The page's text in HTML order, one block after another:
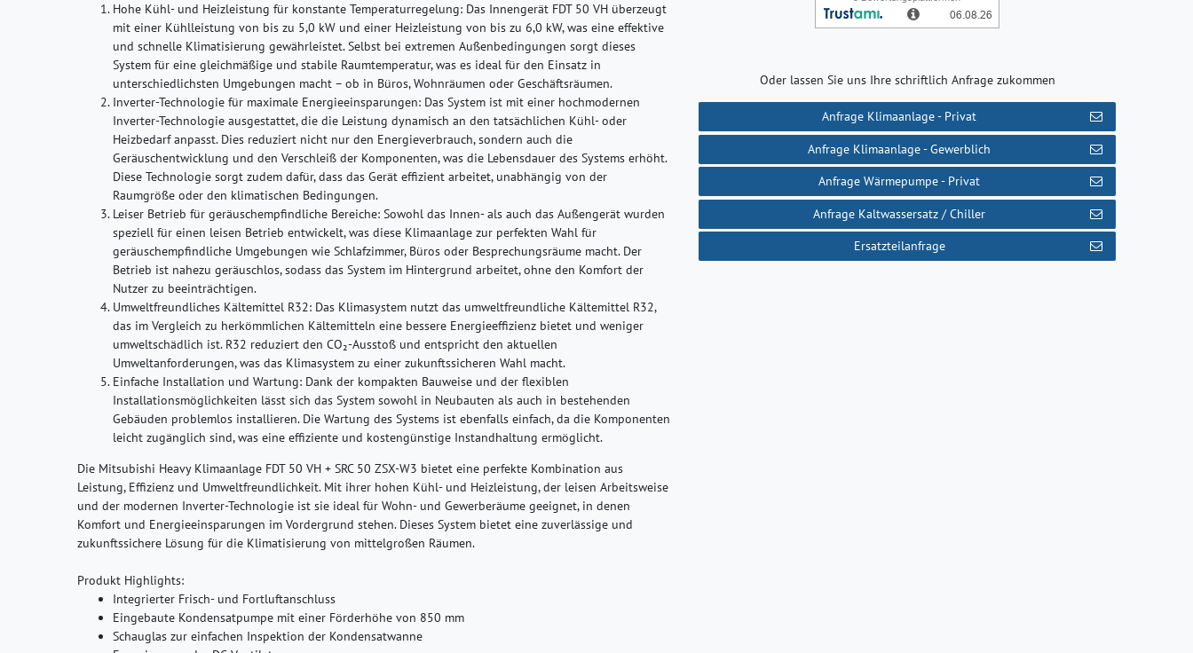
Hohe Kühl- und Heizleistung für konstante Temperaturregelung: Das Innengerät FDT 50 VH überzeugt
mit einer Kühlleistung von bis zu 5,0 kW und einer Heizleistung von bis zu 6,0 kW, was eine effektive
und schnelle Klimatisierung gewährleistet. Selbst bei extremen Außenbedingungen sorgt dieses
System für eine gleichmäßige und stabile Raumtemperatur, was es ideal für den Einsatz in
unterschiedlichsten Umgebungen macht – ob in Büros, Wohnräumen oder Geschäftsräumen.
Inverter-Technologie für maximale Energieeinsparungen: Das System ist mit einer hochmodernen
Inverter-Technologie ausgestattet, die die Leistung dynamisch an den tatsächlichen Kühl- oder
Heizbedarf anpasst. Dies reduziert nicht nur den Energieverbrauch, sondern auch die
Geräuschentwicklung und den Verschleiß der Komponenten, was die Lebensdauer des Systems erhöht.
Diese Technologie sorgt zudem dafür, dass das Gerät effizient arbeitet, unabhängig von der
Raumgröße oder den klimatischen Bedingungen.
Leiser Betrieb für geräuschempfindliche Bereiche: Sowohl das Innen- als auch das Außengerät wurden
speziell für einen leisen Betrieb entwickelt, was diese Klimaanlage zur perfekten Wahl für
geräuschempfindliche Umgebungen wie Schlafzimmer, Büros oder Besprechungsräume macht. Der
Betrieb ist nahezu geräuschlos, sodass das System im Hintergrund arbeitet, ohne den Komfort der
Nutzer zu beeinträchtigen.
Umweltfreundliches Kältemittel R32: Das Klimasystem nutzt das umweltfreundliche Kältemittel R32,
das im Vergleich zu herkömmlichen Kältemitteln eine bessere Energieeffizienz bietet und weniger
umweltschädlich ist. R32 reduziert den CO₂-Ausstoß und entspricht den aktuellen
Umweltanforderungen, was das Klimasystem zu einer zukunftssicheren Wahl macht.
Einfache Installation und Wartung: Dank der kompakten Bauweise und der flexiblen
Installationsmöglichkeiten lässt sich das System sowohl in Neubauten als auch in bestehenden
Gebäuden problemlos installieren. Die Wartung des Systems ist ebenfalls einfach, da die Komponenten
leicht zugänglich sind, was eine effiziente und kostengünstige Instandhaltung ermöglicht.
Die Mitsubishi Heavy Klimaanlage FDT 50 VH + SRC 50 ZSX-W3 bietet eine perfekte Kombination aus
Leistung, Effizienz und Umweltfreundlichkeit. Mit ihrer hohen Kühl- und Heizleistung, der leisen Arbeitsweise
und der modernen Inverter-Technologie ist sie ideal für Wohn- und Gewerberäume geeignet, in denen
Komfort und Energieeinsparungen im Vordergrund stehen. Dieses System bietet eine zuverlässige und
zukunftssichere Lösung für die Klimatisierung von mittelgroßen Räumen.
Produkt Highlights:
Integrierter Frisch- und Fortluftanschluss
Eingebaute Kondensatpumpe mit einer Förderhöhe von 850 mm
Schauglas zur einfachen Inspektion der Kondensatwanne
Oder lassen Sie uns Ihre schriftlich Anfrage zukommen
Anfrage Klimaanlage - Privat
Anfrage Klimaanlage - Gewerblich
Anfrage Wärmepumpe - Privat
Anfrage Kaltwassersatz / Chiller
Ersatzteilanfrage